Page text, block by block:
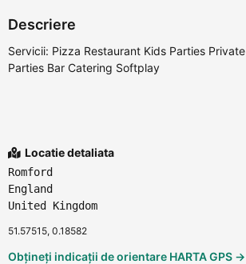
Descriere
Servicii: Pizza Restaurant Kids Parties Private
Parties Bar Catering Softplay
Locatie detaliata
Romford
England
United Kingdom
51.57515, 0.18582
Obțineți indicații de orientare HARTA GPS →